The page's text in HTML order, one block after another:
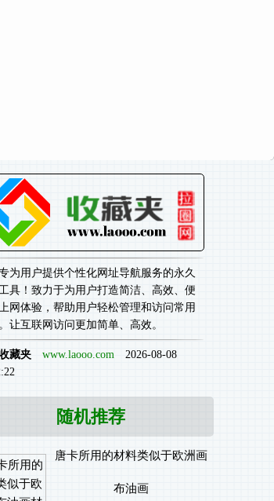
为用户提供个性化网址导航服务的永久
具！致力于为用户打造简洁、高效、便
网体验，帮助用户轻松管理和访问常用
让互联网访问更加简单、高效。
藏夹 www.laooo.com 2026-08-08
随机推荐
唐卡所用的材料类似于欧洲画
布油画